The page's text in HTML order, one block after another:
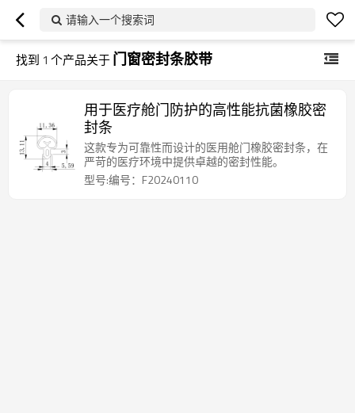
请输入一个搜索词
找到 1 个产品关于门窗密封条胶带
用于医疗舱门防护的高性能抗菌橡胶密
封条
这款专为可靠性而设计的医用舱门橡胶密封条，在
严苛的医疗环境中提供卓越的密封性能。
型号:编号：F20240110